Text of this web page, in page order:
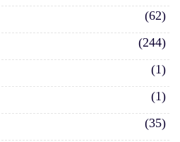
(62)
(244)
(1)
(1)
(35)